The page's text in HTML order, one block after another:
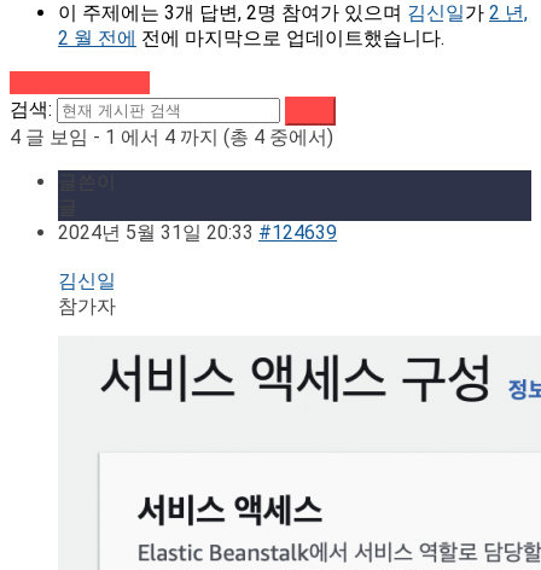
이 주제에는 3개 답변, 2명 참여가 있으며 김신일가 2 년,
2 월 전에 전에 마지막으로 업데이트했습니다.
검색:
4 글 보임 - 1 에서 4 까지 (총 4 중에서)
2024년 5월 31일 20:33 #124639
김신일
참가자